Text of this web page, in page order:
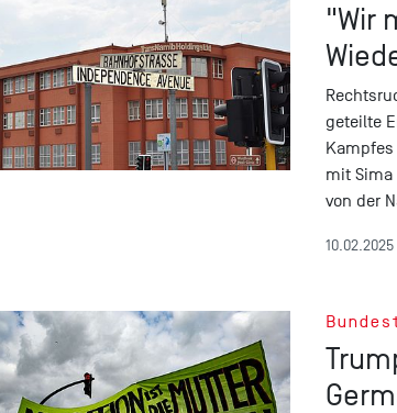
"Wir
geteilte
mit Sima
von der
10.02.2025